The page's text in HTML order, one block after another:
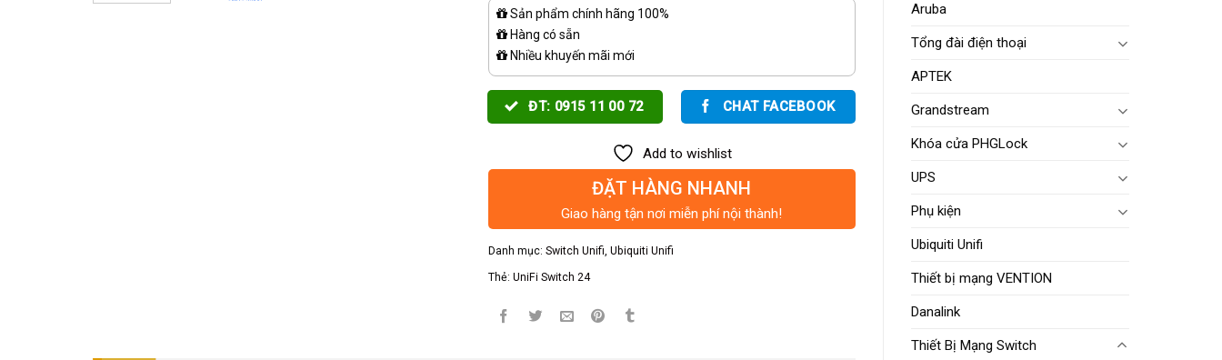
Aruba
Tổng đài điện thoại
APTEK
Grandstream
Khóa cửa PHGLock
UPS
Phụ kiện
Ubiquiti Unifi
Thiết bị mạng VENTION
Danalink
Thiết Bị Mạng Switch
Sản phẩm chính hãng 100%
Hàng có sẵn
Nhiều khuyến mãi mới
ĐT: 0915 11 00 72 CHAT FACEBOOK
Add to wishlist
ĐẶT HÀNG NHANH
Giao hàng tận nơi miễn phí nội thành!
Danh mục: Switch Unifi, Ubiquiti Unifi
Thẻ: UniFi Switch 24